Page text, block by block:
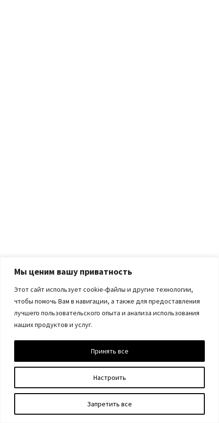
Мы ценим вашу приватность
Этот сайт использует cookie-файлы и другие технологии,
чтобы помочь Вам в навигации, а также для предоставления
лучшего пользовательского опыта и анализа использования
наших продуктов и услуг.
Настроить
Запретить все
Принять все